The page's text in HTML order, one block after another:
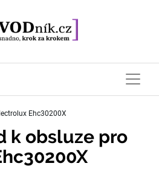
Ehc30200X
k obsluze pro